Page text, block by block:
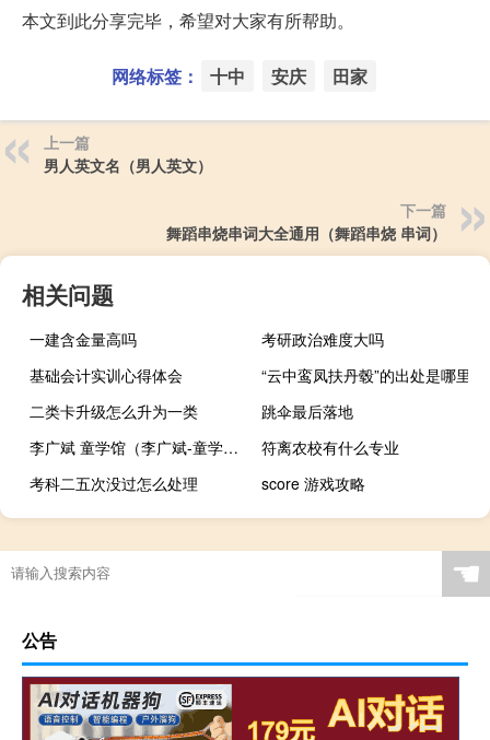
本文到此分享完毕，希望对大家有所帮助。
网络标签： 十中 安庆 田家
上一篇
男人英文名（男人英文）
下一篇
舞蹈串烧串词大全通用（舞蹈串烧 串词）
相关问题
一建含金量高吗
考研政治难度大吗
基础会计实训心得体会
“云中鸾凤扶丹毂”的出处是哪里
二类卡升级怎么升为一类
跳伞最后落地
李广斌 童学馆（李广斌-童学馆创始人介绍）
符离农校有什么专业
考科二五次没过怎么处理
score 游戏攻略
☚
公告